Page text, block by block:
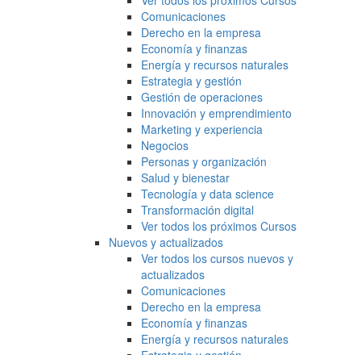
Comunicaciones
Derecho en la empresa
Economía y finanzas
Energía y recursos naturales
Estrategia y gestión
Gestión de operaciones
Innovación y emprendimiento
Marketing y experiencia
Negocios
Personas y organización
Salud y bienestar
Tecnología y data science
Transformación digital
Ver todos los próximos Cursos
Nuevos y actualizados
Ver todos los cursos nuevos y
actualizados
Comunicaciones
Derecho en la empresa
Economía y finanzas
Energía y recursos naturales